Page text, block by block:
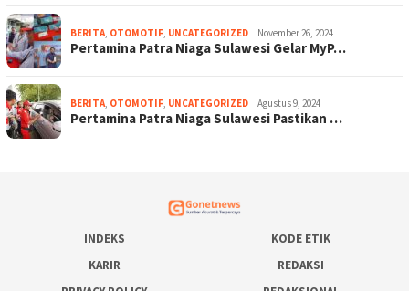
BERITA, OTOMOTIF, UNCATEGORIZED November 26, 2024
Pertamina Patra Niaga Sulawesi Gelar MyP…
BERITA, OTOMOTIF, UNCATEGORIZED Agustus 9, 2024
Pertamina Patra Niaga Sulawesi Pastikan …
INDEKS
KODE ETIK
KARIR
REDAKSI